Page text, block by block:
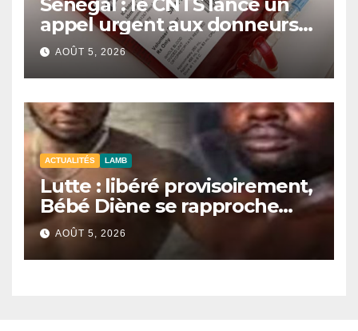
appel urgent aux donneurs
face à une pénurie de sang.
AOÛT 5, 2026
ACTUALITÉS LAMB
Lutte : libéré provisoirement,
Bébé Diène se rapproche
d’un combat contre Zarco.
AOÛT 5, 2026